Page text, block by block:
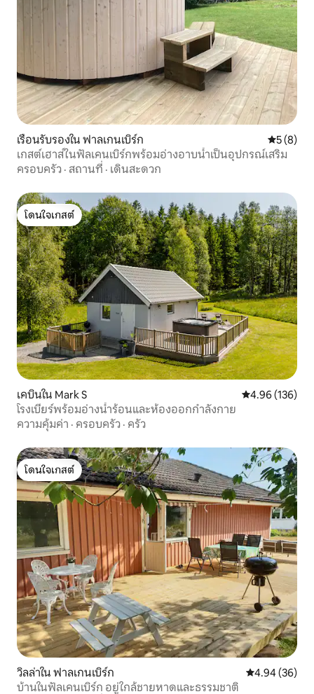
เรือนรับรองใน ฟาลเกนเบิร์ก คะแนนเฉ
5 (8)
เกสต์เฮาส์ในฟัลเคนเบิร์กพร้อมอ่างอาบน้ำเป็นอุปกรณ์เสริม
ครอบครัว · สถานที่ · เดินสะดวก
โดนใจเกสต์
โดนใจเกสต์
เคบินใน Mark S คะแนนเฉลี่ย
4.96 (136)
โรงเบียร์พร้อมอ่างน้ำร้อนและห้องออกกำลังกาย
ความคุ้มค่า · ครอบครัว · ครัว
โดนใจเกสต์
โดนใจเกสต์
วิลล่าใน ฟาลเกนเบิร์ก คะแนนเฉลี่ย
4.94 (36)
บ้านในฟัลเคนเบิร์ก อยู่ใกล้ชายหาดและธรรมชาติ